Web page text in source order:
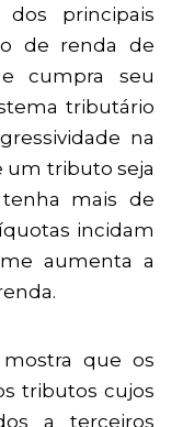
principais
de renda de
cumpra seu
tributário
na
um tributo seja
mais de
incidam
aumenta a
que os
tributos cujos
a terceiros